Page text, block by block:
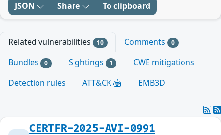
JSON Share To clipboard
Related vulnerabilities 10 Comments 0
Bundles 0 Sightings 1
CWE mitigations
Detection rules
ATT&CK EMB3D
CERTFR-2025-AVI-0991